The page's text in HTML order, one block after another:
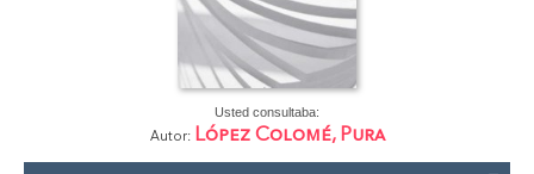
Usted consultaba:
Autor: López Colomé, Pura